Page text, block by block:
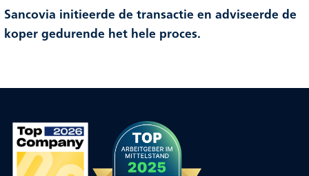
Sancovia initieerde de transactie en adviseerde de
koper gedurende het hele proces.